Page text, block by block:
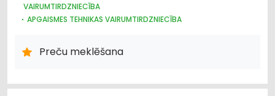
VAIRUMTIRDZNIECĪBA
APGAISMES TEHNIKAS VAIRUMTIRDZNIECĪBA
TIRDZNIECĪBA
Preču meklēšana